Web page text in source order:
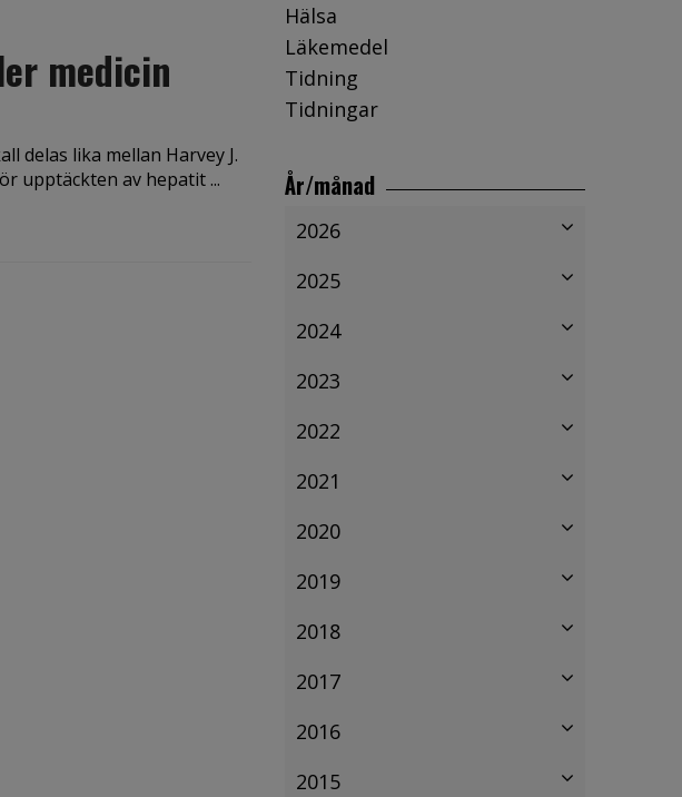
medicin
delas lika mellan Harvey J.
upptäckten av hepatit ...
Hälsa
Läkemedel
Tidning
Tidningar
År/månad
2026
2025
2024
2023
2022
2021
2020
2019
2018
2017
2016
2015